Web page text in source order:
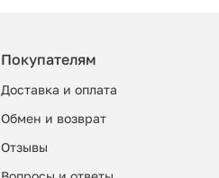
Покупателям
Доставка и оплата
Обмен и возврат
Отзывы